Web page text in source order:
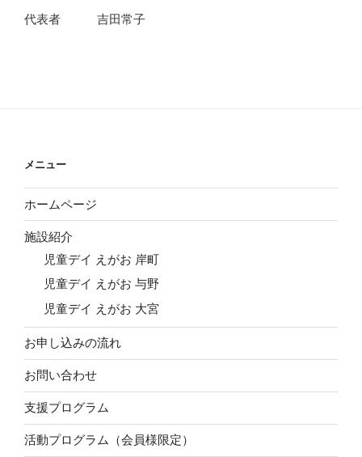
代表者 吉田常子
メニュー
ホームページ
施設紹介
児童デイ えがお 岸町
児童デイ えがお 与野
児童デイ えがお 大宮
お申し込みの流れ
お問い合わせ
支援プログラム
活動プログラム（会員様限定）